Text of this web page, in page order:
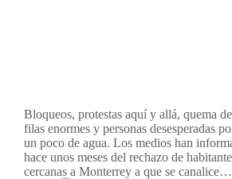
Bloqueos, protestas aquí y allá, quema
filas enormes y personas desesperadas
un poco de agua. Los medios han
hace unos meses del rechazo de
cercanas a Monterrey a que se canalice…